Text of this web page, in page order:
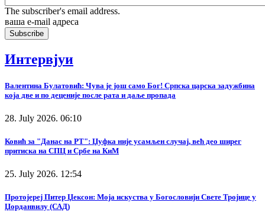
The subscriber's email address.
ваша е-mail адреса
Интервјуи
Валентина Булатовић: Чува је још само Бог! Српска царска задужбина
која две и по деценије после рата и даље пропада
28. July 2026. 06:10
Ковић за "Данас на РТ": Џуфка није усамљен случај, већ део ширег
притиска на СПЦ и Србе на КиМ
25. July 2026. 12:54
Протојереј Питер Џексон: Моја искуства у Богословији Свете Тројице у
Џорданвилу (САД)